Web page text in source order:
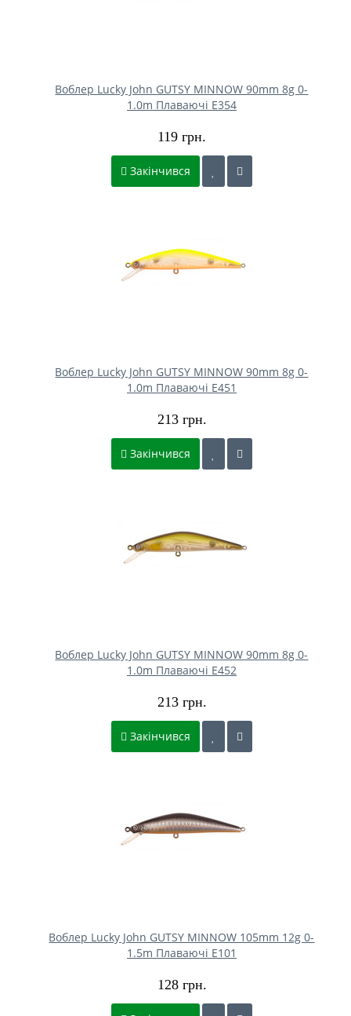
Воблер Lucky John GUTSY MINNOW 90mm 8g 0-
1.0m Плаваючі E354
119 грн.
Закінчився
Воблер Lucky John GUTSY MINNOW 90mm 8g 0-
1.0m Плаваючі E451
213 грн.
Закінчився
Воблер Lucky John GUTSY MINNOW 90mm 8g 0-
1.0m Плаваючі E452
213 грн.
Закінчився
Воблер Lucky John GUTSY MINNOW 105mm 12g 0-
1.5m Плаваючі E101
128 грн.